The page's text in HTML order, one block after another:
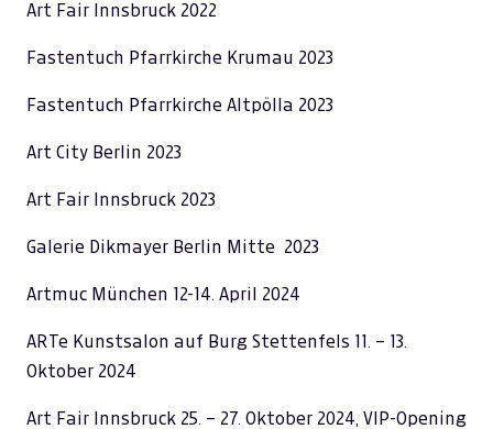
Art Fair Innsbruck 2022
Fastentuch Pfarrkirche Krumau 2023
Fastentuch Pfarrkirche Altpölla 2023
Art City Berlin 2023
Art Fair Innsbruck 2023
Galerie Dikmayer Berlin Mitte 2023
Artmuc München 12-14. April 2024
ARTe Kunstsalon auf Burg Stettenfels 11. – 13.
Oktober 2024
Art Fair Innsbruck 25. – 27. Oktober 2024, VIP-Opening